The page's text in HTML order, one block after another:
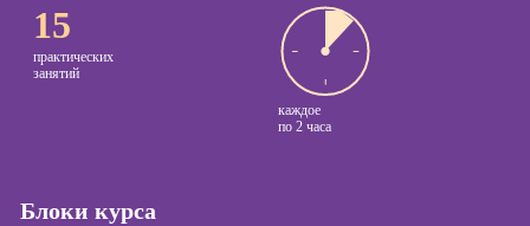
15
практических
занятий
каждое
по 2 часа
Блоки курса